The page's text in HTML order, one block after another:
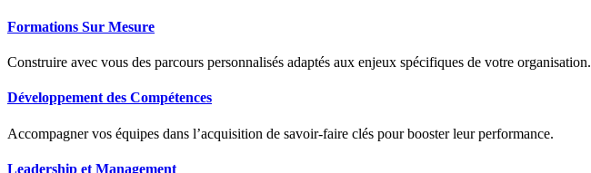
Formations Sur Mesure
Construire avec vous des parcours personnalisés adaptés aux enjeux spécifiques de votre organisation.
Développement des Compétences
Accompagner vos équipes dans l’acquisition de savoir-faire clés pour booster leur performance.
Leadership et Management